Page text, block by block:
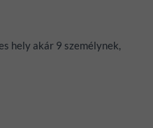
hely akár 9 személynek,